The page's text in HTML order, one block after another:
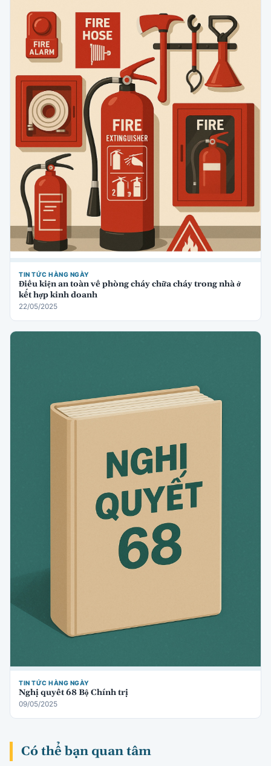
TIN TỨC HÀNG NGÀY
Điều kiện an toàn về phòng cháy chữa cháy trong nhà ở
kết hợp kinh doanh
22/05/2025
TIN TỨC HÀNG NGÀY
Nghị quyết 68 Bộ Chính trị
09/05/2025
Có thể bạn quan tâm